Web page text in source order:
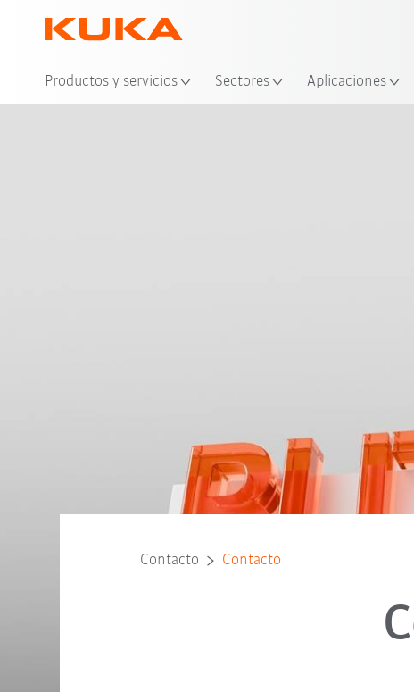
Productos y servicios Sectores Aplicaciones
Contacto Contacto